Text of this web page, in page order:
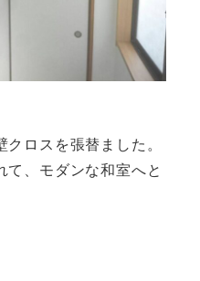
ロスを張替ました。
て、モダンな和室へと